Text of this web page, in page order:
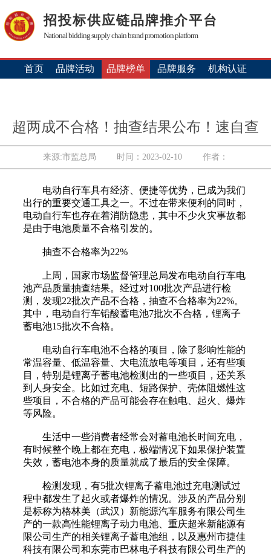
招投标供应链品牌推介平台
National bidding supply chain brand promotion platform
首页 品牌活动 品牌榜单 品牌服务 机构认证
超两成不合格！抽查结果公布！速自查
来源:市监总局 时间：2023-02-10 作者：
电动自行车具有经济、便捷等优势，已成为我们
出行的重要交通工具之一。不过在带来便利的同时，
电动自行车也存在着消防隐患，其中不少火灾事故都
是由于电池质量不合格引发的。
抽查不合格率为22%
上周，国家市场监督管理总局发布电动自行车电
池产品质量抽查结果。经过对100批次产品进行检
测，发现22批次产品不合格，抽查不合格率为22%。
其中，电动自行车铅酸蓄电池7批次不合格，锂离子
蓄电池15批次不合格。
电动自行车电池不合格的项目，除了影响性能的
常温容量、低温容量、大电流放电等项目，还有些项
目，特别是锂离子蓄电池检测出的一些项目，还关系
到人身安全。比如过充电、短路保护、壳体阻燃性这
些项目，不合格的产品可能会存在触电、起火、爆炸
等风险。
生活中一些消费者经常会对蓄电池长时间充电，
有时候整个晚上都在充电，极端情况下如果保护装置
失效，蓄电池本身的质量就成了最后的安全保障。
检测发现，有5批次锂离子蓄电池过充电测试过
程中都发生了起火或者爆炸的情况。涉及的产品分别
是标称为格林美（武汉）新能源汽车服务有限公司生
产的一款高性能锂离子动力电池、重庆超米新能源有
限公司生产的相关锂离子蓄电池组，以及惠州市捷佳
科技有限公司和东莞市巴林电子科技有限公司生产的